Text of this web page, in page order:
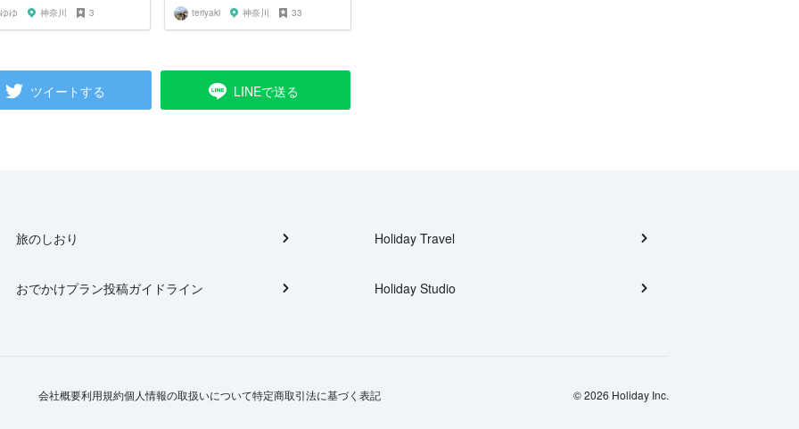
ゆ 神奈川 3 teriyaki 神奈川 33
ツイートする LINEで送る
旅のしおり
おでかけプラン投稿ガイドライン
Holiday Travel
Holiday Studio
会社概要利用規約個人情報の取扱いについて特定商取引法に基づく表記 © 2026 Holiday Inc.